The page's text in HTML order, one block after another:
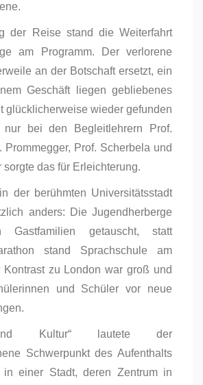
der Reise stand die Weiterfahrt
am Programm. Der verlorene
an der Botschaft ersetzt, ein
Geschäft liegen gebliebenes
glücklicherweise wieder gefunden
nur bei den Begleitlehrern Prof.
Prommegger, Prof. Scherbela und
sorgte das für Erleichterung.
der berühmten Universitätsstadt
anders: Die Jugendherberge
Gastfamilien getauscht, statt
stand Sprachschule am
Kontrast zu London war groß und
und Schüler vor neue
Kultur“ lautete der
Schwerpunkt des Aufenthalts
in einer Stadt, deren Zentrum in